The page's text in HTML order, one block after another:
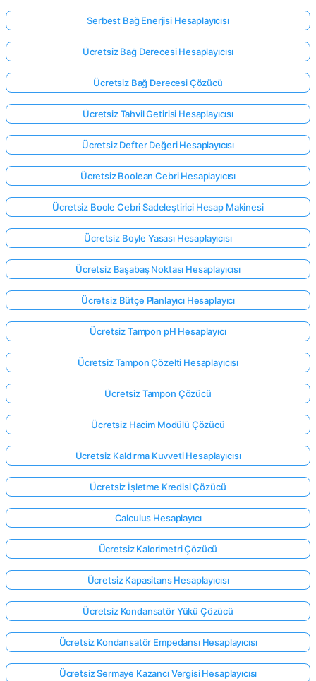
Serbest Bağ Enerjisi Hesaplayıcısı
Ücretsiz Bağ Derecesi Hesaplayıcısı
Ücretsiz Bağ Derecesi Çözücü
Ücretsiz Tahvil Getirisi Hesaplayıcısı
Ücretsiz Defter Değeri Hesaplayıcısı
Ücretsiz Boolean Cebri Hesaplayıcısı
Ücretsiz Boole Cebri Sadeleştirici Hesap Makinesi
Ücretsiz Boyle Yasası Hesaplayıcısı
Ücretsiz Başabaş Noktası Hesaplayıcısı
Ücretsiz Bütçe Planlayıcı Hesaplayıcı
Ücretsiz Tampon pH Hesaplayıcı
Ücretsiz Tampon Çözelti Hesaplayıcısı
Ücretsiz Tampon Çözücü
Ücretsiz Hacim Modülü Çözücü
Ücretsiz Kaldırma Kuvveti Hesaplayıcısı
Ücretsiz İşletme Kredisi Çözücü
Calculus Hesaplayıcı
Ücretsiz Kalorimetri Çözücü
Ücretsiz Kapasitans Hesaplayıcısı
Ücretsiz Kondansatör Yükü Çözücü
Ücretsiz Kondansatör Empedansı Hesaplayıcısı
Ücretsiz Sermaye Kazancı Vergisi Hesaplayıcısı